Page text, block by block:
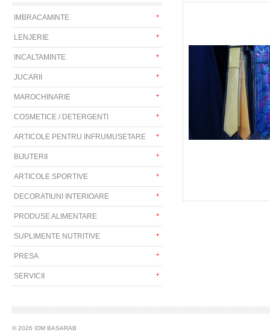
IMBRACAMINTE
LENJERIE
INCALTAMINTE
JUCARII
MAROCHINARIE
COSMETICE / DETERGENTI
ARTICOLE PENTRU INFRUMUSETARE
BIJUTERII
ARTICOLE SPORTIVE
DECORATIUNI INTERIOARE
PRODUSE ALIMENTARE
SUPLIMENTE NUTRITIVE
PRESA
SERVICII
© 2026 IDM BASARAB